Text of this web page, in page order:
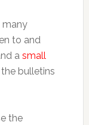
many
to and
a small
bulletins
the